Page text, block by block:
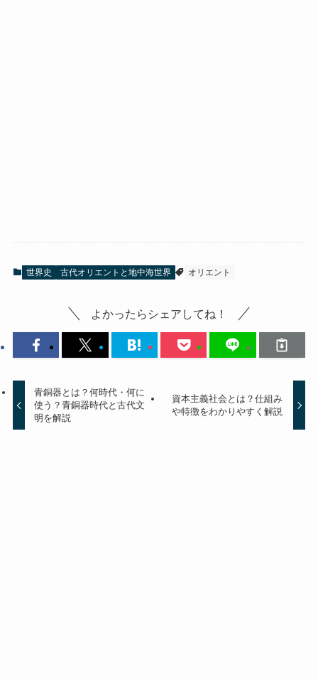
世界史 古代オリエントと地中海世界 オリエント
よかったらシェアしてね！
青銅器とは？何時代・何に
使う？青銅器時代と古代文
明を解説
資本主義社会とは？仕組み
や特徴をわかりやすく解説